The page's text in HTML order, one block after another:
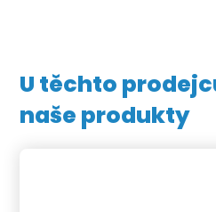
U těchto
naše produkty